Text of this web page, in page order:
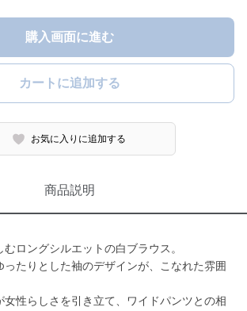
購入画面に進む
カートに追加する
お気に入りに追加する
商品説明
むロングシルエットの白ブラウス。
ったりとした袖のデザインが、こなれた雰囲
女性らしさを引き立て、ワイドパンツとの相